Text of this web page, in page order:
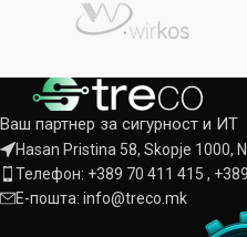
Ваш партнер за сигурност и ИТ
Hasan Pristina 58, Skopje 1000,
Телефон: +389 70 411 415 ,
Е-пошта: info@treco.mk